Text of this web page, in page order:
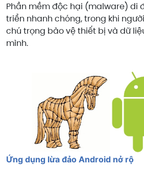
Phần mềm độc hại (malware) di
triển nhanh chóng, trong khi
chú trọng bảo vệ thiết bị và dữ
mình.
Ứng dụng lừa đảo Android nở rộ